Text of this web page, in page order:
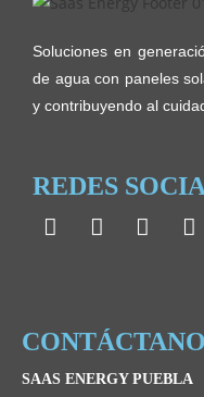
Soluciones en
de agua con paneles
y contribuyendo al
REDES
SAAS ENERGY PUEBLA